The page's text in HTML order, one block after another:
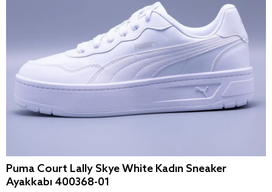
Puma Court Lally Skye White Kadın Sneaker
Ayakkabı 400368-01